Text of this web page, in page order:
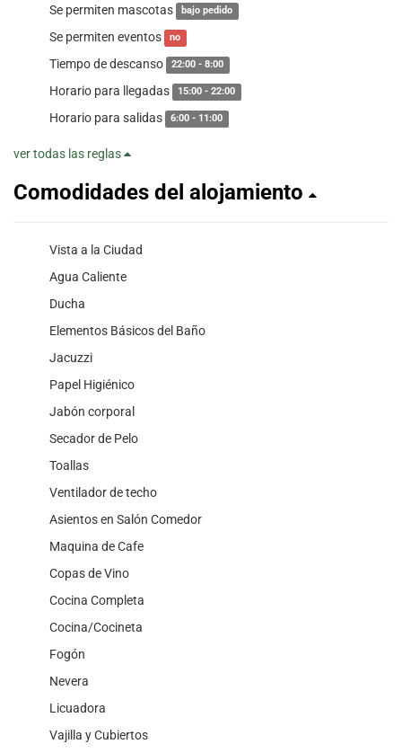
Se permiten mascotas bajo pedido
Se permiten eventos no
Tiempo de descanso 22:00 - 8:00
Horario para llegadas 15:00 - 22:00
Horario para salidas 6:00 - 11:00
ver todas las reglas
Comodidades del alojamiento
Vista a la Ciudad
Agua Caliente
Ducha
Elementos Básicos del Baño
Jacuzzi
Papel Higiénico
Jabón corporal
Secador de Pelo
Toallas
Ventilador de techo
Asientos en Salón Comedor
Maquina de Cafe
Copas de Vino
Cocina Completa
Cocina/Cocineta
Fogón
Nevera
Licuadora
Vajilla y Cubiertos